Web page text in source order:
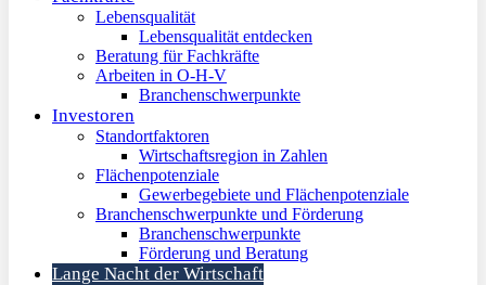
Lebensqualität
Lebensqualität entdecken
Beratung für Fachkräfte
Arbeiten in O-H-V
Branchenschwerpunkte
Investoren
Standortfaktoren
Wirtschaftsregion in Zahlen
Flächenpotenziale
Gewerbegebiete und Flächenpotenziale
Branchenschwerpunkte und Förderung
Branchenschwerpunkte
Förderung und Beratung
Lange Nacht der Wirtschaft